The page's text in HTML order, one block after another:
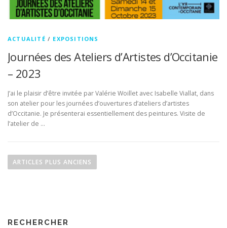
ACTUALITÉ / EXPOSITIONS
Journées des Ateliers d’Artistes d’Occitanie
– 2023
J’ai le plaisir d’être invitée par Valérie Woillet avec Isabelle Viallat, dans
son atelier pour les journées d’ouvertures d’ateliers d’artistes
d’Occitanie. Je présenterai essentiellement des peintures. Visite de
l’atelier de …
aARTICLES PLUS ANCIENS
RECHERCHER